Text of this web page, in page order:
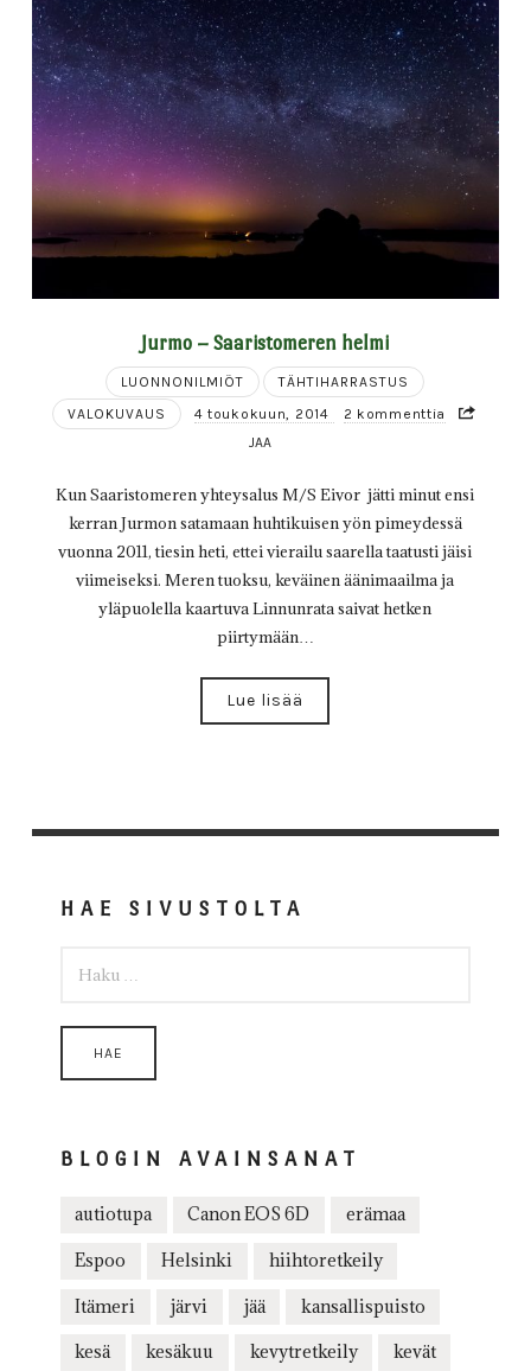
Jurmo – Saaristomeren helmi
LUONNONILMIÖT
TÄHTIHARRASTUS
VALOKUVAUS
4 toukokuun, 2014
2 kommenttia
JAA
Kun Saaristomeren yhteysalus M/S Eivor jätti minut ensi
kerran Jurmon satamaan huhtikuisen yön pimeydessä
vuonna 2011, tiesin heti, ettei vierailu saarella taatusti jäisi
viimeiseksi. Meren tuoksu, keväinen äänimaailma ja
yläpuolella kaartuva Linnunrata saivat hetken
piirtymään…
Lue lisää
HAE SIVUSTOLTA
BLOGIN AVAINSANAT
autiotupa Canon EOS 6D erämaa
Espoo Helsinki hiihtoretkeily
Itämeri järvi jää kansallispuisto
kesä kesäkuu kevytretkeily kevät